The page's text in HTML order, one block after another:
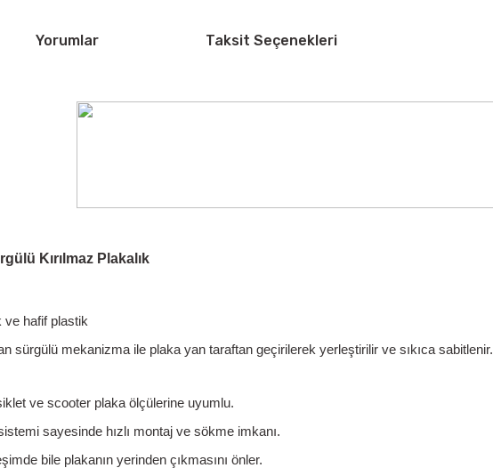
Yorumlar Taksit Seçenekleri
Kırılmaz Plakalık
ve hafif plastik
sürgülü mekanizma ile plaka yan taraftan geçirilerek yerleştirilir ve sıkıca sabitlenir.
ve scooter plaka ölçülerine uyumlu.
sayesinde hızlı montaj ve sökme imkanı.
bile plakanın yerinden çıkmasını önler.